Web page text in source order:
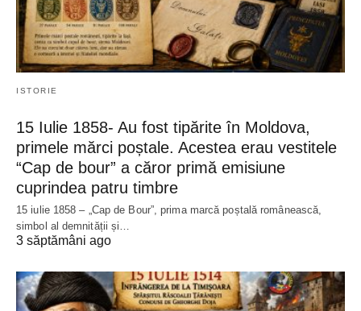
ISTORIE
15 Iulie 1858- Au fost tipărite în Moldova,
primele mărci poștale. Acestea erau vestitele
“Cap de bour” a căror primă emisiune
cuprindea patru timbre
15 iulie 1858 – „Cap de Bour”, prima marcă poștală românească,
simbol al demnității și…
3 săptămâni ago